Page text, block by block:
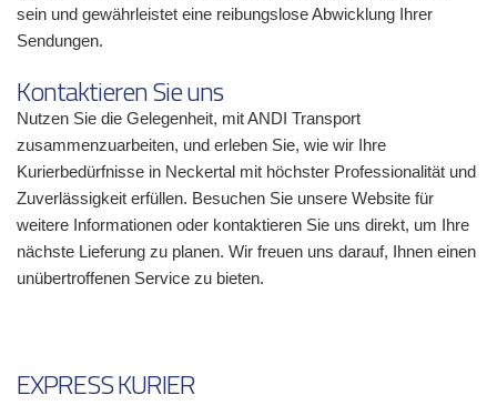
sein und gewährleistet eine reibungslose Abwicklung Ihrer
Sendungen.
Kontaktieren Sie uns
Nutzen Sie die Gelegenheit, mit ANDI Transport
zusammenzuarbeiten, und erleben Sie, wie wir Ihre
Kurierbedürfnisse in Neckertal mit höchster Professionalität und
Zuverlässigkeit erfüllen. Besuchen Sie unsere Website für
weitere Informationen oder kontaktieren Sie uns direkt, um Ihre
nächste Lieferung zu planen. Wir freuen uns darauf, Ihnen einen
unübertroffenen Service zu bieten.
EXPRESS KURIER